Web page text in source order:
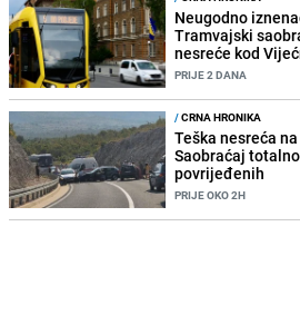
Neugodno
Tramvajski
nesreće kod
PRIJE 2 DANA
/CRNA HRONIKA
Teška nesreća
Saobraćaj
povrijeđenih
PRIJE OKO 2H